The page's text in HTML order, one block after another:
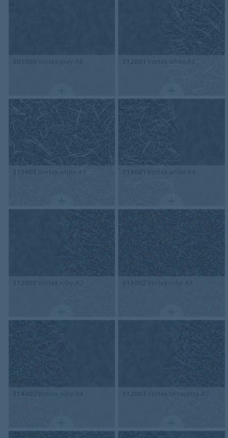
301000 Vortex grey AB 312001 Vortex white A2
313001 Vortex white A3 314001 Vortex white A4
312002 Vortex ruby A2 313002 Vortex ruby A3
314002 Vortex ruby A4 312003 Vortex terracotta A2